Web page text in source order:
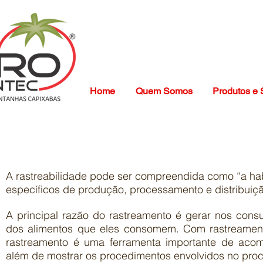
Home Quem Somos Produtos e
A rastreabilidade pode ser compreendida como “a
específicos de produção, processamento e
A principal razão do rastreamento é gerar nos
dos alimentos que eles consomem. Com
rastreamento é uma ferramenta importante de
além de mostrar os procedimentos envolvidos no